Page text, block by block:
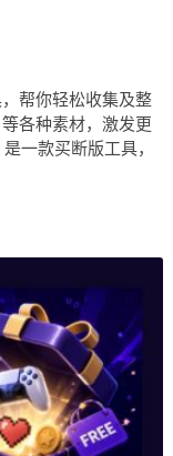
帮你轻松收集及整
各种素材，激发更
一款买断版工具，